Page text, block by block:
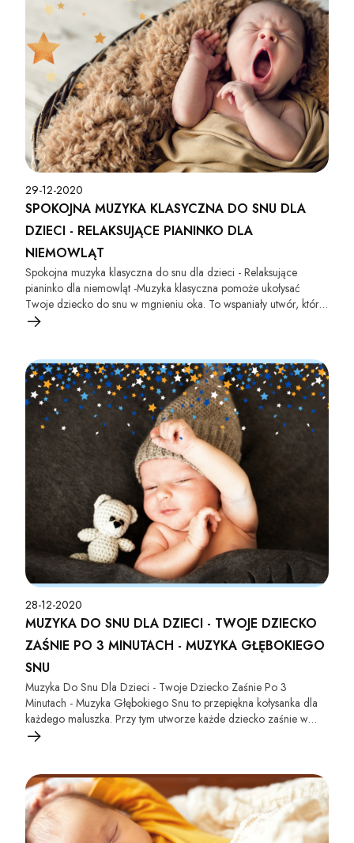
29-12-2020
SPOKOJNA MUZYKA KLASYCZNA DO SNU DLA
DZIECI - RELAKSUJĄCE PIANINKO DLA
NIEMOWLĄT
Spokojna muzyka klasyczna do snu dla dzieci - Relaksujące
pianinko dla niemowląt -Muzyka klasyczna pomoże ukołysać
Twoje dziecko do snu w mgnieniu oka. To wspaniały utwór, który
rozwija wyobraźnię oraz słuch dziecka. Niezawodny podczas
dzieci.
28-12-2020
MUZYKA DO SNU DLA DZIECI - TWOJE DZIECKO
ZAŚNIE PO 3 MINUTACH - MUZYKA GŁĘBOKIEGO
SNU
Muzyka Do Snu Dla Dzieci - Twoje Dziecko Zaśnie Po 3
Minutach - Muzyka Głębokiego Snu to przepiękna kołysanka dla
każdego maluszka. Przy tym utworze każde dziecko zaśnie w
niewiarygodnie szybkim czasie. To wspaniała muzyka głębokiego